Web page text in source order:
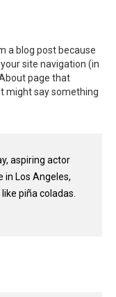
a blog post because
site navigation (in
page that
might say something
aspiring actor
in Los Angeles,
piña coladas.